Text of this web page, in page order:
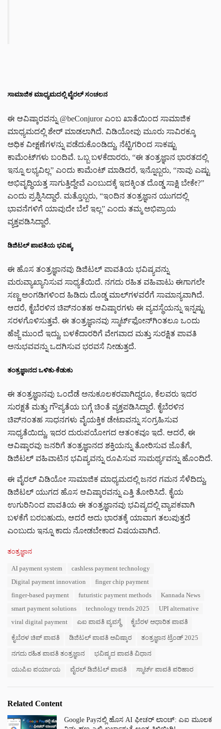
ಸಾಮಾಜಿಕ ಮಾಧ್ಯಮದಲ್ಲಿ ವೈರಲ್ ಸಂಚಲನ
ಈ ಆವಿಷ್ಕಾರವನ್ನು @beConjuror ಎಂಬ ಖಾತೆಯಿಂದ ಸಾಮಾಜಿಕ
ಮಾಧ್ಯಮದಲ್ಲಿ ಶೇರ್ ಮಾಡಲಾಗಿದೆ. ವಿಡಿಯೋವು ಮೂರು ಸಾವಿರಕ್ಕೂ
ಅಧಿಕ ವೀಕ್ಷಣೆಗಳನ್ನು ಪಡೆದುಕೊಂಡಿದ್ದು, ನೆಟ್ಟಿಗರಿಂದ ಸಾಕಷ್ಟು
ಕಾಮೆಂಟ್‌ಗಳು ಬಂದಿವೆ. ಒಬ್ಬ ಬಳಕೆದಾರರು, “ಈ ತಂತ್ರಜ್ಞಾನ ಭಾರತದಲ್ಲಿ
ಇನ್ನೂ ಲಭ್ಯವಿಲ್ಲ” ಎಂದು ಕಾಮೆಂಟ್ ಮಾಡಿದರೆ, ಇನ್ನೊಬ್ಬರು, “ನಾವು ಎಷ್ಟು
ಅಭಿವೃದ್ಧಿಯತ್ತ ಸಾಗುತ್ತಿದ್ದೇವೆ ಎಂಬುದಕ್ಕೆ ಇದಕ್ಕಿಂತ ದೊಡ್ಡ ಸಾಕ್ಷಿ ಬೇಕೇ?”
ಎಂದು ಪ್ರಶ್ನಿಸಿದ್ದಾರೆ. ಮತ್ತೊಬ್ಬರು, “ಇಂದಿನ ತಂತ್ರಜ್ಞಾನ ಯುಗದಲ್ಲಿ
ಭಾವನೆಗಳಿಗೆ ಯಾವುದೇ ಬೆಲೆ ಇಲ್ಲ” ಎಂದು ತಮ್ಮ ಅಭಿಪ್ರಾಯ
ವ್ಯಕ್ತಪಡಿಸಿದ್ದಾರೆ.
ಡಿಜಿಟಲ್ ಪಾವತಿಯ ಭವಿಷ್ಯ
ಈ ಹೊಸ ತಂತ್ರಜ್ಞಾನವು ಡಿಜಿಟಲ್ ಪಾವತಿಯ ಭವಿಷ್ಯವನ್ನು
ಮರುವ್ಯಾಖ್ಯಾನಿಸುವ ಸಾಧ್ಯತೆಯಿದೆ. ನಗದು ರಹಿತ ವಹಿವಾಟು ಈಗಾಗಲೇ
ಸಣ್ಣ ಅಂಗಡಿಗಳಿಂದ ಹಿಡಿದು ದೊಡ್ಡ ಮಾಲ್‌ಗಳವರೆಗೆ ಸಾಮಾನ್ಯವಾಗಿದೆ.
ಆದರೆ, ಕೈಬೆರಳಿನ ಚಿಪ್‌ನಂತಹ ಆವಿಷ್ಕಾರಗಳು ಈ ವ್ಯವಸ್ಥೆಯನ್ನು ಇನ್ನಷ್ಟು
ಸರಳಗೊಳಿಸುತ್ತವೆ. ಈ ತಂತ್ರಜ್ಞಾನವು ಸ್ಮಾರ್ಟ್‌ಫೋನ್‌ಗಿಂತಲೂ ಒಂದು
ಹೆಜ್ಜೆ ಮುಂದೆ ಇದ್ದು, ಬಳಕೆದಾರರಿಗೆ ವೇಗವಾದ ಮತ್ತು ಸುರಕ್ಷಿತ ಪಾವತಿ
ಅನುಭವವನ್ನು ಒದಗಿಸುವ ಭರವಸೆ ನೀಡುತ್ತದೆ.
ತಂತ್ರಜ್ಞಾನದ ಒಳಿತು-ಕೆಡುಕು
ಈ ತಂತ್ರಜ್ಞಾನವು ಒಂದೆಡೆ ಅನುಕೂಲಕರವಾಗಿದ್ದರೂ, ಕೆಲವರು ಇದರ
ಸುರಕ್ಷತೆ ಮತ್ತು ಗೌಪ್ಯತೆಯ ಬಗ್ಗೆ ಚಿಂತೆ ವ್ಯಕ್ತಪಡಿಸಿದ್ದಾರೆ. ಕೈಬೆರಳಿನ
ಚಿಪ್‌ನಂತಹ ಸಾಧನಗಳು ವೈಯಕ್ತಿಕ ಡೇಟಾವನ್ನು ಸಂಗ್ರಹಿಸುವ
ಸಾಧ್ಯತೆಯಿದ್ದು, ಇದರ ದುರುಪಯೋಗದ ಆತಂಕವೂ ಇದೆ. ಆದರೆ, ಈ
ಆವಿಷ್ಕಾರವು ಜನರಿಗೆ ತಂತ್ರಜ್ಞಾನದ ಶಕ್ತಿಯನ್ನು ತೋರಿಸುವ ಜೊತೆಗೆ,
ಡಿಜಿಟಲ್ ವಹಿವಾಟಿನ ಭವಿಷ್ಯವನ್ನು ರೂಪಿಸುವ ಸಾಮರ್ಥ್ಯವನ್ನು ಹೊಂದಿದೆ.
ಈ ವೈರಲ್ ವಿಡಿಯೋ ಸಾಮಾಜಿಕ ಮಾಧ್ಯಮದಲ್ಲಿ ಜನರ ಗಮನ ಸೆಳೆದಿದ್ದು,
ಡಿಜಿಟಲ್ ಯುಗದ ಹೊಸ ಆವಿಷ್ಕಾರವನ್ನು ಎತ್ತಿ ತೋರಿಸಿದೆ. ಕೈಯ
ಉಗುರಿನಿಂದ ಪಾವತಿಯ ಈ ತಂತ್ರಜ್ಞಾನವು ಭವಿಷ್ಯದಲ್ಲಿ ವ್ಯಾಪಕವಾಗಿ
ಬಳಕೆಗೆ ಬರಬಹುದು, ಆದರೆ ಅದು ಭಾರತಕ್ಕೆ ಯಾವಾಗ ತಲುಪುತ್ತದೆ
ಎಂಬುದು ಇನ್ನೂ ಕಾದು ನೋಡಬೇಕಾದ ವಿಷಯವಾಗಿದೆ.
C
ತಂತ್ರಜ್ಞಾನ
AI payment system
cashless payment technology
Digital payment innovation
finger chip payment
finger-based payment
futuristic payment methods
Kannada News
smart payment solutions
technology trends 2025
UPI alternative
viral digital payment
ಎಐ ಪಾವತಿ ವ್ಯವಸ್ಥೆ ಕೈಬೆರಳ ಆಧಾರಿತ ಪಾವತಿ
ಕೈಬೆರಳ ಚಿಪ್ ಪಾವತಿ ಡಿಜಿಟಲ್ ಪಾವತಿ ಆವಿಷ್ಕಾರ ತಂತ್ರಜ್ಞಾನ ಟ್ರೆಂಡ್ 2025
ನಗದು ರಹಿತ ಪಾವತಿ ತಂತ್ರಜ್ಞಾನ ಭವಿಷ್ಯದ ಪಾವತಿ ವಿಧಾನ
ಯುಪಿಐ ಪರ್ಯಾಯ ವೈರಲ್ ಡಿಜಿಟಲ್ ಪಾವತಿ ಸ್ಮಾರ್ಟ್ ಪಾವತಿ ಪರಿಹಾರ
Related Content
Google Payನಲ್ಲಿ ಹೊಸ AI ಫೀಚರ್ ಲಾಂಚ್: ಎಐ ಮೂಲಕ